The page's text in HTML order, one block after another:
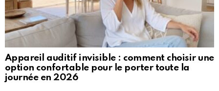
Appareil auditif invisible : comment choisir une
option confortable pour le porter toute la
journée en 2026